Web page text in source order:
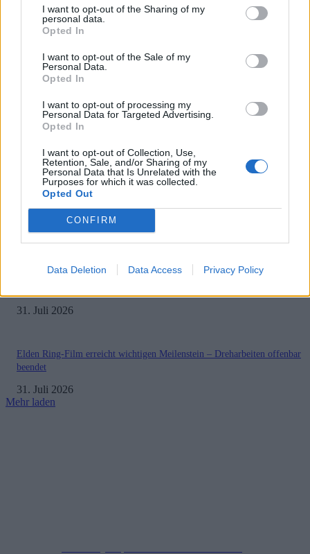
I want to opt-out of the Sharing of my
personal data.
Opted In
I want to opt-out of the Sale of my
Personal Data.
Opted In
I want to opt-out of processing my
Personal Data for Targeted Advertising.
Opted In
I want to opt-out of Collection, Use,
Retention, Sale, and/or Sharing of my
Personal Data that Is Unrelated with the
Purposes for which it was collected.
Opted Out
CONFIRM
Data Deletion Data Access Privacy Policy
Reviews
Sonderartikel
Store Update DACH PlayStation Plus
Sony bereitet sich auf GTA 6 vor – PS5-Nachschub für den Mega-Launch
3. August 2026
Halo: Campaign Evolved erhält erstes Update – Zahlreiche Fehler behoben
31. Juli 2026
PlayStation veröffentlicht neue Quartalszahlen – PS5 erreicht 95,3
31. Juli 2026
Elden Ring-Film erreicht wichtigen Meilenstein – Dreharbeiten offenbar
beendet
31. Juli 2026
Mehr laden